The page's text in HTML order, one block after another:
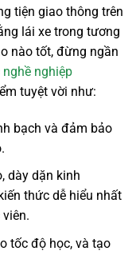
tiện giao thông trên
lái xe trong tương
nào tốt, đừng ngần
nghiệp
tuyệt vời như:
bạch và đảm bảo
dày dặn kinh
thức dễ hiểu nhất
tốc độ học, và tạo